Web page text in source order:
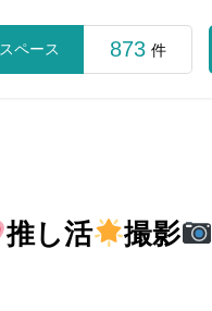
スペース 873 件
推し活 撮影